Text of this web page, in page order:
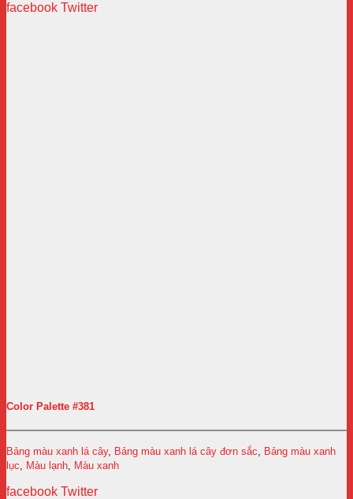
facebook Twitter
Color Palette #381
Bảng màu xanh lá cây, Bảng màu xanh lá cây đơn sắc
Bảng màu xanh
lục
Màu lạnh Màu xanh
facebook Twitter